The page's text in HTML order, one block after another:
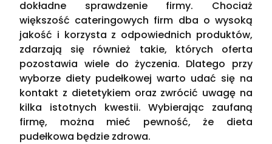
dokładne sprawdzenie firmy. Chociaż
większość cateringowych firm dba o wysoką
jakość i korzysta z odpowiednich produktów,
zdarzają się również takie, których oferta
pozostawia wiele do życzenia. Dlatego przy
wyborze diety pudełkowej warto udać się na
kontakt z dietetykiem oraz zwrócić uwagę na
kilka istotnych kwestii. Wybierając zaufaną
firmę, można mieć pewność, że dieta
pudełkowa będzie zdrowa.